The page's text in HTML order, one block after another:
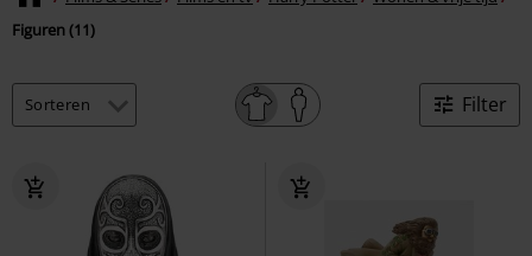
Figuren (11)
Filter